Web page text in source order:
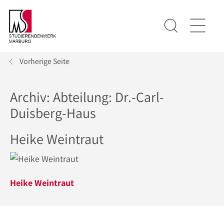
Vorherige Seite
Archiv: Abteilung: Dr.-Carl-
Duisberg-Haus
Heike Weintraut
Heike Weintraut